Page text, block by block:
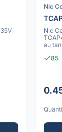
Nic
Nic
au
85